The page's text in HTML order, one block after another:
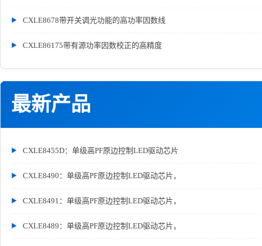
CXLE8678带开关调光功能的高功率因数线
CXLE86175带有源功率因数校正的高精度
最新产品
CXLE8455D：单级高PF原边控制LED驱动芯片
CXLE8490：单级高PF原边控制LED驱动芯片，
CXLE8491：单级高PF原边控制LED驱动芯片，
CXLE8489：单级高PF原边控制LED驱动芯片，